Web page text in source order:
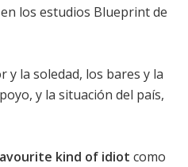
los estudios Blueprint de
y la soledad, los bares y la
y la situación del país,
kind of idiot como